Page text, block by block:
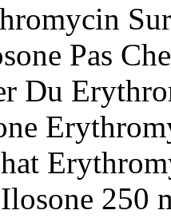
Pas
Du
250